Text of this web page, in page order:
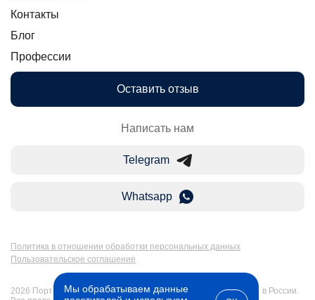
Контакты
Блог
Профессии
Оставить отзыв
Написать нам
Telegram
Whatsapp
Политика в отношении обработки персональных данных
Пользовательское соглашение
2026 Портал Бакалавр-Магистр: дистанционное образование в России.
Мы обрабатываем данные